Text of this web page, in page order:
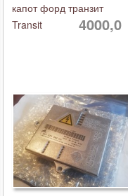
капот форд транзит
Transit
4000,0